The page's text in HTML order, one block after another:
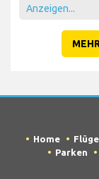
Anzeigen...
Home Flüge
Parken